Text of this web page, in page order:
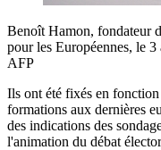
Benoît Hamon, fondateur
pour les Européennes, le
AFP
Ils ont été fixés en
formations aux dernières
des indications des
l'animation du débat